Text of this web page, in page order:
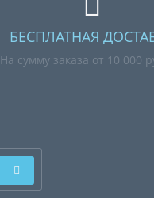
БЕСПЛАТНАЯ
На сумму заказа от 10 000